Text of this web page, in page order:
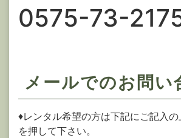
0575-73-
メールでのお問い
♦レンタル希望の方は下記にご記入
を押して下さい。